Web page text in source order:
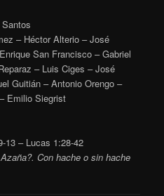
– Héctor Alterio – José
San Francisco – Gabriel
– Luis Ciges – José
Guitián – Antonio Orengo –
Emilio Siegrist
13 – Lucas 1:28-42
Con hache o sin hache